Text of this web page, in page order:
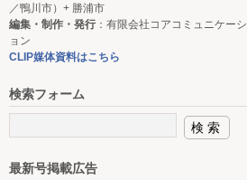
／鴨川市）+ 勝浦市
編集・制作・発行：有限会社コアコミュニケーシ
ョン
CLIP媒体資料はこちら
検索フォーム
最新号掲載広告